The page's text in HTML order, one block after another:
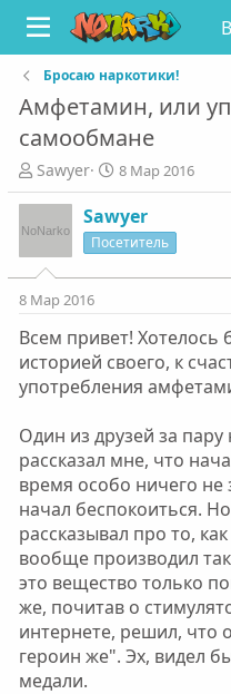
Бросаю наркотики!
Амфетамин, или
самообмане
А
в
т
о
р
т
е
ы
Sawyer
Д
а
т
а
н
а
л
а
8 Мар 2016
Sawyer
Посетитель
8 Мар 2016
Всем привет! Хотелось
историей своего, к
употребления
Один из друзей за пару
рассказал мне, что
время особо ничего не
начал беспокоиться.
рассказывал про то,
вообще производил
это вещество только
же, почитав о
интернете, решил, что
героин же". Эх, видел
медали.